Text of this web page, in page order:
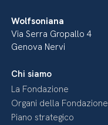
Wolfsoniana
Via Serra Gropallo 4
Genova Nervi
Chi siamo
La Fondazione
Organi della Fondazione
Piano strategico